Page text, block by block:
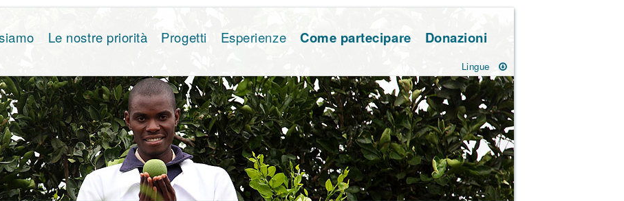
Le nostre priorità Progetti Esperienze Come partecipare Donazioni
Lingue